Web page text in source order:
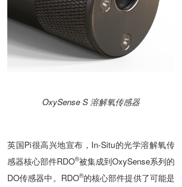
OxySense S 溶解氧传感器
英国Pi很高兴地宣布，In-Situ的光学溶解氧传
感器核心部件RDO®被集成到OxySense系列的
DO传感器中。RDO®的核心部件提供了可能是